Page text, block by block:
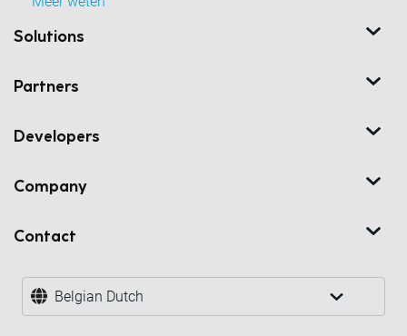
Solutions
Partners
Developers
Company
Contact
Belgian Dutch